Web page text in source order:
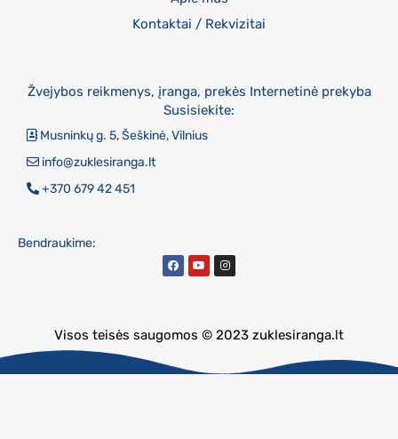
Kontaktai / Rekvizitai
Žvejybos reikmenys, įranga, prekės Internetinė prekyba
Susisiekite:
Musninkų g. 5, Šeškinė, Vilnius
info@zuklesiranga.lt
+370 679 42 451
Bendraukime:
Visos teisės saugomos © 2023 zuklesiranga.lt